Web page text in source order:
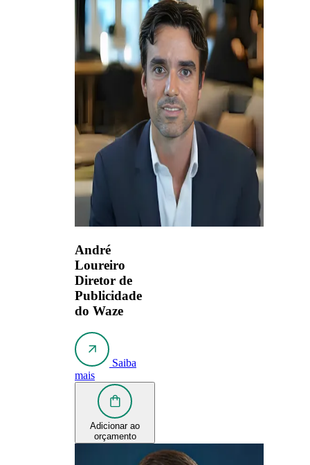
André
Loureiro
Diretor de
Publicidade
do Waze
Saiba
mais
Adicionar ao
orçamento